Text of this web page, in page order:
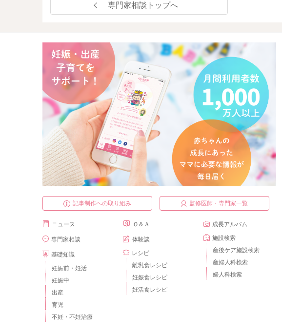
専門家相談トップへ
記事制作への取り組み 監修医師・専門家一覧
ニュース
専門家相談
基礎知識
妊娠前・妊活
妊娠中
出産
育児
不妊・不妊治療
Ｑ＆Ａ
体験談
レシピ
離乳食レシピ
妊娠食レシピ
妊活食レシピ
成長アルバム
施設検索
産後ケア施設検索
産婦人科検索
婦人科検索